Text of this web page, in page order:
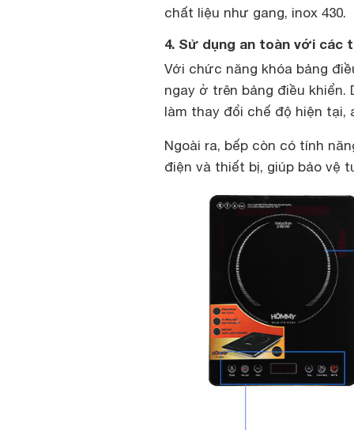
chất liệu như gang, inox 430.
4. Sử dụng an toàn với các
Với chức năng khóa bảng
ngay ở trên bảng điều khiển.
làm thay đổi chế độ hiện tại,
Ngoài ra, bếp còn có tính
điện và thiết bị, giúp bảo vệ